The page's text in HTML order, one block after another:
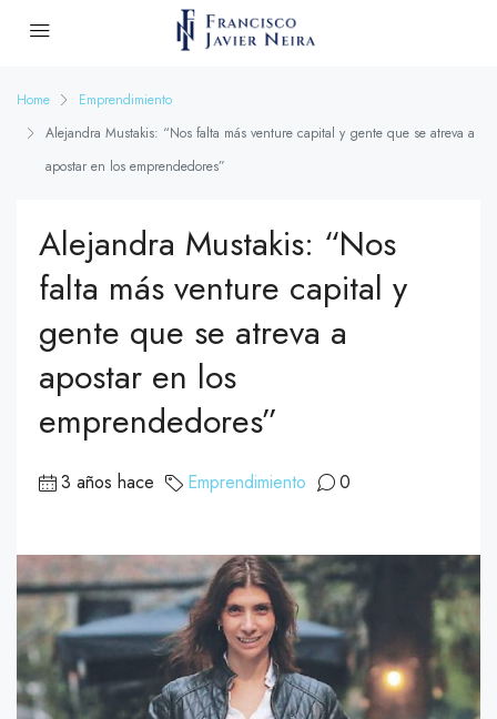
Home
Emprendimiento
Alejandra Mustakis: “Nos falta más venture capital y gente que se atreva a
apostar en los emprendedores”
Alejandra Mustakis: “Nos
falta más venture capital y
gente que se atreva a
apostar en los
emprendedores”
3 años hace Emprendimiento 0